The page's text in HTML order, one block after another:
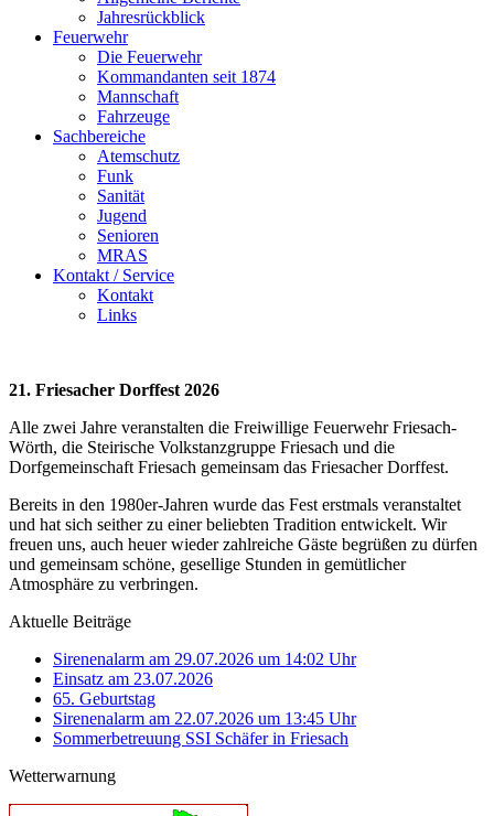
Jahresrückblick
Feuerwehr
Die Feuerwehr
Kommandanten seit 1874
Mannschaft
Fahrzeuge
Sachbereiche
Atemschutz
Funk
Sanität
Jugend
Senioren
MRAS
Kontakt / Service
Kontakt
Links
21. Friesacher Dorffest 2026
Alle zwei Jahre veranstalten die Freiwillige Feuerwehr Friesach-
Wörth, die Steirische Volkstanzgruppe Friesach und die
Dorfgemeinschaft Friesach gemeinsam das Friesacher Dorffest.
Bereits in den 1980er-Jahren wurde das Fest erstmals veranstaltet
und hat sich seither zu einer beliebten Tradition entwickelt. Wir
freuen uns, auch heuer wieder zahlreiche Gäste begrüßen zu dürfen
und gemeinsam schöne, gesellige Stunden in gemütlicher
Atmosphäre zu verbringen.
Aktuelle Beiträge
Sirenenalarm am 29.07.2026 um 14:02 Uhr
Einsatz am 23.07.2026
65. Geburtstag
Sirenenalarm am 22.07.2026 um 13:45 Uhr
Sommerbetreuung SSI Schäfer in Friesach
Wetterwarnung